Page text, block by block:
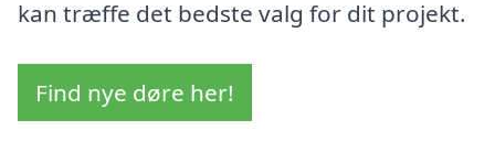
kan træffe det bedste valg for dit projekt.
Find nye døre her!